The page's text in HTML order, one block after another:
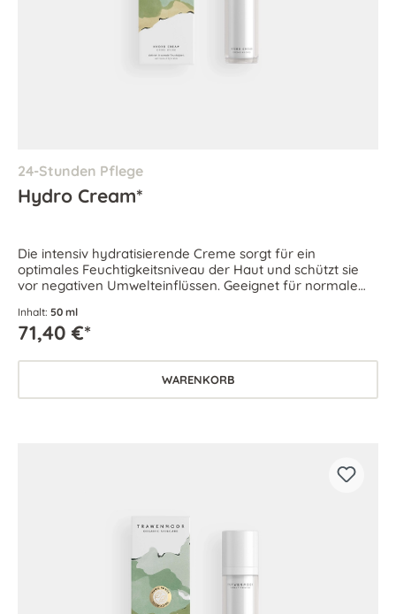
24-Stunden Pflege
Hydro Cream*
Die intensiv hydratisierende Creme sorgt für ein
optimales Feuchtigkeitsniveau der Haut und schützt sie
vor negativen Umwelteinflüssen. Geeignet für normale
Inhalt: 50 ml
71,40 €*
WARENKORB